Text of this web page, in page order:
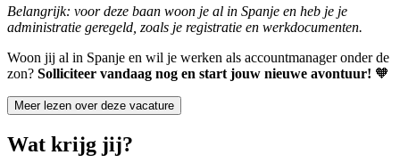
Belangrijk: voor deze baan woon je al in Spanje en heb je je
administratie geregeld, zoals je registratie en werkdocumenten.
Woon jij al in Spanje en wil je werken als accountmanager onder de
zon? Solliciteer vandaag nog en start jouw nieuwe avontuur! 🧡
Meer lezen over deze vacature
Wat krijg jij?